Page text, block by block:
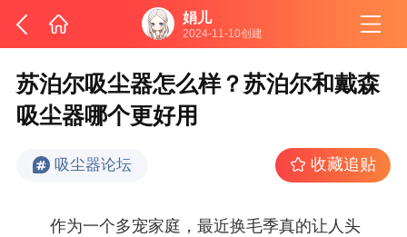
娟儿
2024-11-10创建
苏泊尔吸尘器怎么样？苏泊尔和戴森
吸尘器哪个更好用
吸尘器论坛 收藏追贴
作为一个多宠家庭，最近换毛季真的让人头